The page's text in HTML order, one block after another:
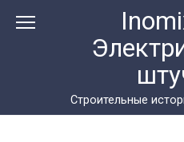
Cтроительные